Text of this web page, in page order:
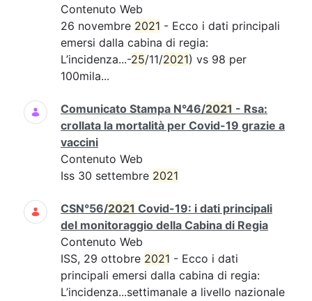
Contenuto Web
26 novembre 2021 - Ecco i dati principali
emersi dalla cabina di regia:
L’incidenza...-25/11/2021) vs 98 per
100mila...
Comunicato Stampa N°46/2021 - Rsa:
crollata la mortalità per Covid-19 grazie a
vaccini
Contenuto Web
Iss 30 settembre 2021
CSN°56/2021 Covid-19: i dati principali
del monitoraggio della Cabina di Regia
Contenuto Web
ISS, 29 ottobre 2021 - Ecco i dati
principali emersi dalla cabina di regia:
L’incidenza...settimanale a livello nazionale